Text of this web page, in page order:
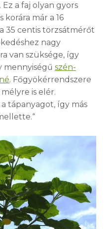
a faj olyan gyors
korára már a 16
35 centis törzsátmérőt
nagy
van szüksége, így
mennyiségű szén-
. Főgyökérrendszere
is elér.
tápanyagot, így más